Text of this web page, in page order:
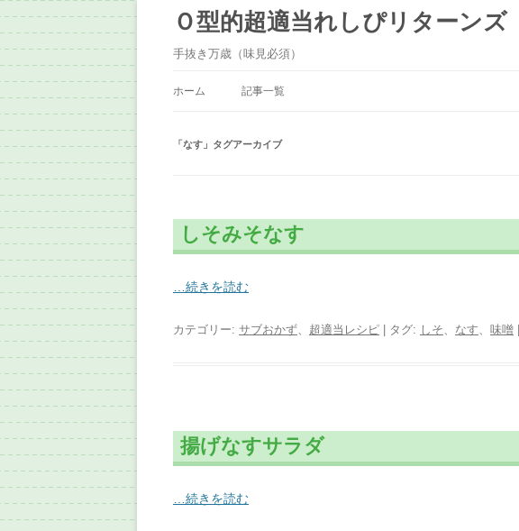
Ｏ型的超適当れしぴリターンズ
手抜き万歳（味見必須）
ホーム 記事一覧
「なす 」タグアーカイブ
しそみそなす
…続きを読む
カテゴリー: サブおかず、 超適当レシピ | タグ: しそ、 なす、 味噌
揚げなすサラダ
…続きを読む